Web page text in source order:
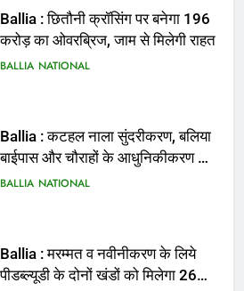
Ballia : कटहल नाला सुंदरीकरण, बलिया
Ballia : मरम्मत व नवीनीकरण के लिये